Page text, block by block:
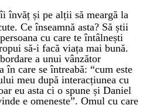
învăț și pe alții să meargă la
Ce înseamnă asta? Să știi
cu care te întâlnești
să-i facă viața mai bună.
a unui vânzător
în care se întreabă: “cum este
meu după interacțiunea cu
eu asta ci o spune și Daniel
e omeneste”. Omul cu care